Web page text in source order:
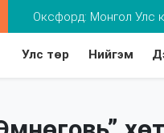
Оксфорд: Монгол Улс
Та 2-5 насны хүүхдээ
Улс төр Нийгэм